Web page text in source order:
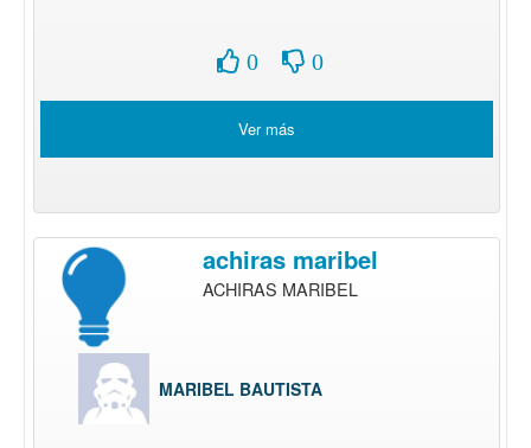
0 0
Ver más
achiras maribel
ACHIRAS MARIBEL
MARIBEL BAUTISTA